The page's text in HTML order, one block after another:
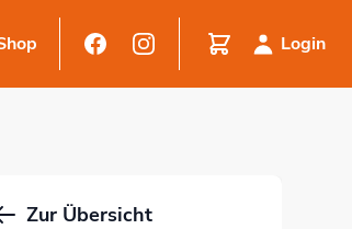
Login
Zur Übersicht